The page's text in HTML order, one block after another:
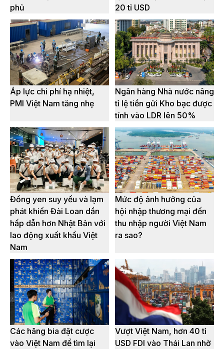
phủ
20 tỉ USD
Áp lực chi phí hạ nhiệt,
PMI Việt Nam tăng nhẹ
Ngân hàng Nhà nước nâng
tỉ lệ tiền gửi Kho bạc được
tính vào LDR lên 50%
Đồng yen suy yếu và lạm
phát khiến Đài Loan dần
hấp dẫn hơn Nhật Bản với
lao động xuất khẩu Việt
Nam
Mức độ ảnh hưởng của
hội nhập thương mại đến
thu nhập người Việt Nam
ra sao?
Các hãng bia đặt cược
vào Việt Nam để tìm lại
Vượt Việt Nam, hơn 40 tỉ
USD FDI vào Thái Lan nhờ